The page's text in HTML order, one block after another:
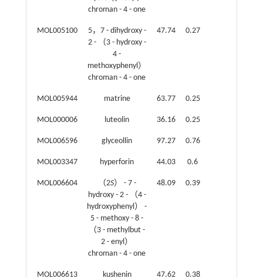
chroman - 4 - one
MOL005100
5，7 - dihydroxy -
2 - （3 - hydroxy -
4 -
methoxyphenyl）
chroman - 4 - one
47.74 0.27
MOL005944 matrine 63.77 0.25
MOL000006 luteolin 36.16 0.25
MOL006596 glyceollin 97.27 0.76
MOL003347 hyperforin 44.03 0.6
MOL006604 （2S） - 7 -
hydroxy - 2 - （4 -
hydroxyphenyl） -
5 - methoxy - 8 -
（3 - methylbut -
2 - enyl）
chroman - 4 - one
48.09 0.39
MOL006613 kushenin 47.62 0.38